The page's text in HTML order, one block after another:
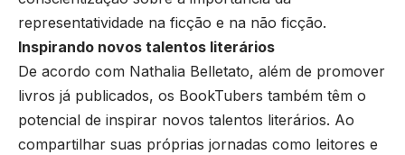
representatividade na ficção e na não ficção.
Inspirando novos talentos literários
De acordo com Nathalia Belletato, além de promover
livros já publicados, os BookTubers também têm o
potencial de inspirar novos talentos literários. Ao
compartilhar suas próprias jornadas como leitores e